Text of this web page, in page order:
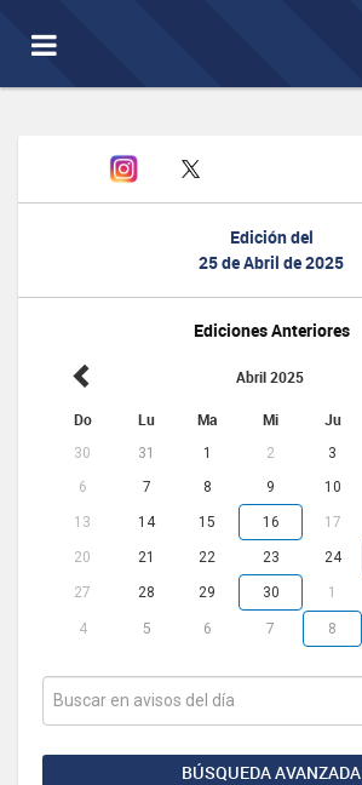
Toggle
navigation
Edición del
25 de Abril de 2025
Ediciones Anteriores
Abril 2025
Do Lu Ma Mi Ju
30 31 1 2 3
6
7 8 9 10
13 14 15 16 17
20 21 22 23 24
27 28 29 30 1
4 5 6 7 8
BÚSQUEDA AVANZADA